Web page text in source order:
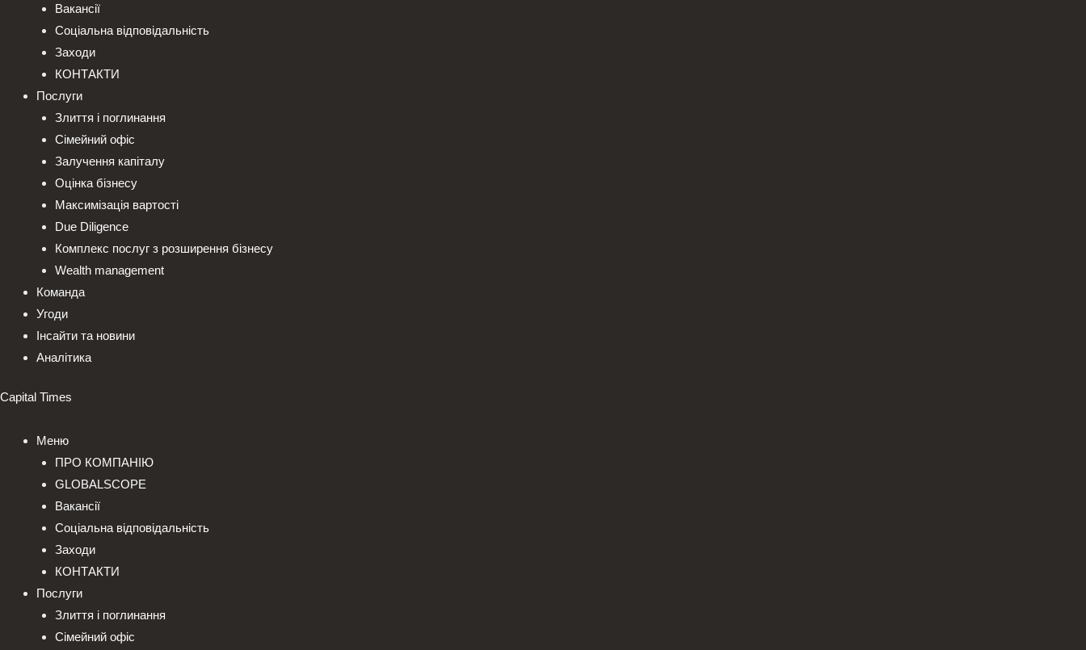
Вакансії
Соціальна відповідальність
Заходи
КОНТАКТИ
Послуги
Злиття і поглинання
Сімейний офіс
Залучення капіталу
Оцінка бізнесу
Максимізація вартості
Due Diligence
Комплекс послуг з розширення бізнесу
Wealth management
Команда
Угоди
Інсайти та новини
Аналітика
Capital Times
Меню
ПРО КОМПАНІЮ
GLOBALSCOPE
Вакансії
Соціальна відповідальність
Заходи
КОНТАКТИ
Послуги
Злиття і поглинання
Сімейний офіс